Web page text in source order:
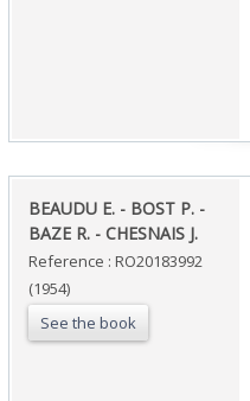
‎BEAUDU E. - BOST P. -
BAZE R. - CHESNAIS J.‎
Reference : RO20183992
(1954)
See the book